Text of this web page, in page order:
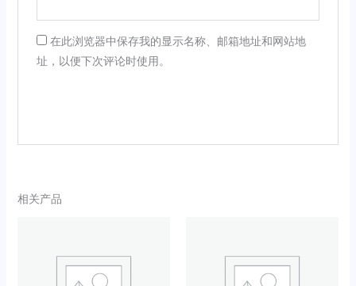
在此浏览器中保存我的显示名称、邮箱地址和网站地
址，以便下次评论时使用。
相关产品